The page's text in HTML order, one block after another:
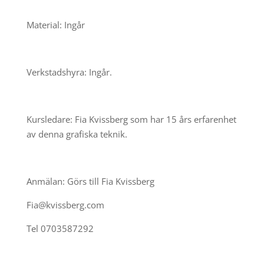
Material: Ingår
Verkstadshyra: Ingår.
Kursledare: Fia Kvissberg som har 15 års erfarenhet
av denna grafiska teknik.
Anmälan: Görs till Fia Kvissberg
Fia@kvissberg.com
Tel 0703587292